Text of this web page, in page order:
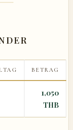
BETRAG
1,050
THB